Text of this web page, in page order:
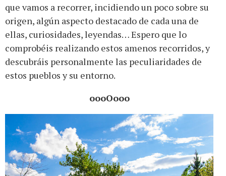
que vamos a recorrer, incidiendo un poco sobre su
origen, algún aspecto destacado de cada una de
ellas, curiosidades, leyendas… Espero que lo
comprobéis realizando estos amenos recorridos, y
descubráis personalmente las peculiaridades de
estos pueblos y su entorno.
oooOooo